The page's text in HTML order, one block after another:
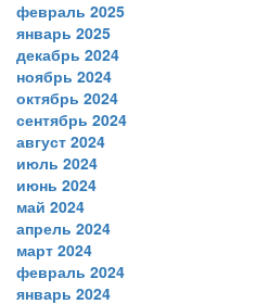
февраль 2025
январь 2025
декабрь 2024
ноябрь 2024
октябрь 2024
сентябрь 2024
август 2024
июль 2024
июнь 2024
май 2024
апрель 2024
март 2024
февраль 2024
январь 2024